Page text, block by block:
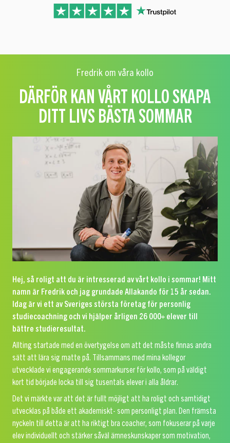
Fredrik om våra kollo
DÄRFÖR KAN VÅRT KOLLO SKAPA
DITT LIVS BÄSTA SOMMAR
Hej, så roligt att du är intresserad av vårt kollo i sommar! Mitt
namn är Fredrik och jag grundade Allakando för 15 år sedan.
Idag är vi ett av Sveriges största företag för personlig
studiecoachning och vi hjälper årligen 26 000+ elever till
bättre studieresultat.
Allting startade med en övertygelse om att det måste finnas andra
sätt att lära sig matte på. Tillsammans med mina kollegor
utvecklade vi engagerande sommarkurser för kollo, som på väldigt
kort tid började locka till sig tusentals elever i alla åldrar.
Det vi märkte var att det är fullt möjligt att ha roligt och samtidigt
utvecklas på både ett akademiskt- som personligt plan. Den främsta
nyckeln till detta är att ha riktigt bra coacher, som fokuserar på varje
elev individuellt och stärker såväl ämneskunskaper som motivation,